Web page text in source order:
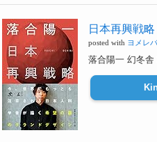
日本再興戦
posted with ヨメレバ
落合陽一 幻冬舎